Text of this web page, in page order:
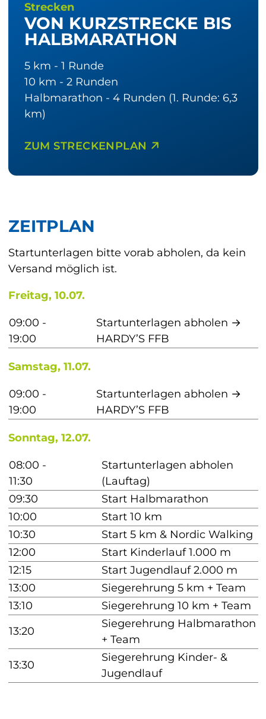
Strecken
VON KURZSTRECKE BIS
HALBMARATHON
5 km - 1 Runde
10 km - 2 Runden
Halbmarathon - 4 Runden (1. Runde: 6,3
km)
ZUM STRECKENPLAN
ZEITPLAN
Startunterlagen bitte vorab abholen, da kein
Versand möglich ist.
Freitag, 10.07.
09:00 -
19:00
Startunterlagen abholen →
HARDY’S FFB
Samstag, 11.07.
09:00 -
19:00
Startunterlagen abholen →
HARDY’S FFB
Sonntag, 12.07.
08:00 -
11:30
Startunterlagen abholen
(Lauftag)
09:30
Start Halbmarathon
10:00
Start 10 km
10:30
Start 5 km & Nordic Walking
12:00
Start Kinderlauf 1.000 m
12:15
Start Jugendlauf 2.000 m
13:00
Siegerehrung 5 km + Team
13:10
Siegerehrung 10 km + Team
13:20
Siegerehrung Halbmarathon
+ Team
13:30
Siegerehrung Kinder- &
Jugendlauf